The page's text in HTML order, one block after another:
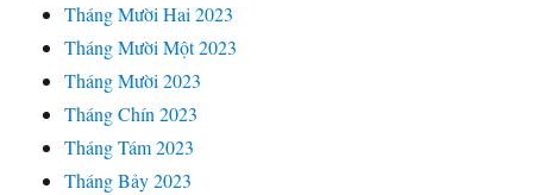
Tháng Mười Hai 2023
Tháng Mười Một 2023
Tháng Mười 2023
Tháng Chín 2023
Tháng Tám 2023
Tháng Bảy 2023